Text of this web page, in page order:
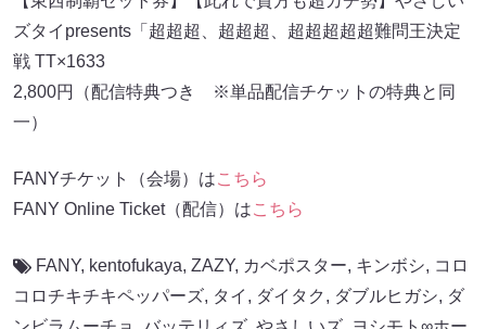
ズタイpresents「超超超、超超超、超超超超超難問王決定
戦 TT×1633
2,800円（配信特典つき ※単品配信チケットの特典と同
一）
FANYチケット（会場）はこちら
FANY Online Ticket（配信）はこちら
FANY, kentofukaya, ZAZY, カベポスター, キンボシ, コロ
コロチキチキペッパーズ, タイ , ダイタク , ダブルヒガシ, ダ